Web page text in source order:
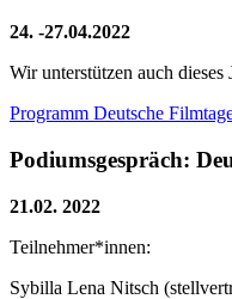
24. -27.04.2022
Wir unterstützen auch
Programm Deutsche
Podiumsgespräch:
21.02. 2022
Teilnehmer*innen:
Sybilla Lena Nitsch